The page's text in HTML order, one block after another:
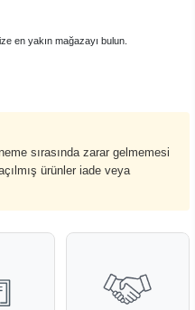
en yakın mağazayı bulun.
sırasında zarar gelmemesi
ürünler iade veya